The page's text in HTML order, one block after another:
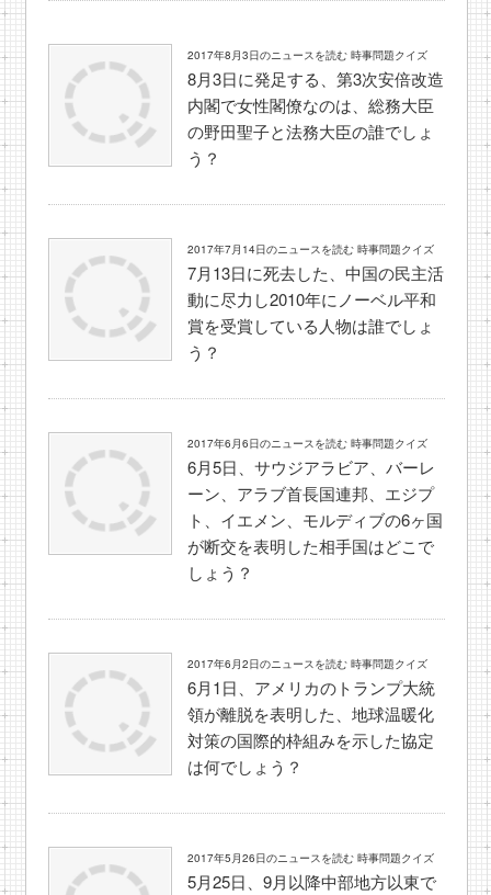
2017年8月3日のニュースを読む 時事問題クイズ
8月3日に発足する、第3次安倍改造
内閣で女性閣僚なのは、総務大臣
の野田聖子と法務大臣の誰でしょ
う？
2017年7月14日のニュースを読む 時事問題クイズ
7月13日に死去した、中国の民主活
動に尽力し2010年にノーベル平和
賞を受賞している人物は誰でしょ
う？
2017年6月6日のニュースを読む 時事問題クイズ
6月5日、サウジアラビア、バーレ
ーン、アラブ首長国連邦、エジプ
ト、イエメン、モルディブの6ヶ国
が断交を表明した相手国はどこで
しょう？
2017年6月2日のニュースを読む 時事問題クイズ
6月1日、アメリカのトランプ大統
領が離脱を表明した、地球温暖化
対策の国際的枠組みを示した協定
は何でしょう？
2017年5月26日のニュースを読む 時事問題クイズ
5月25日、9月以降中部地方以東で